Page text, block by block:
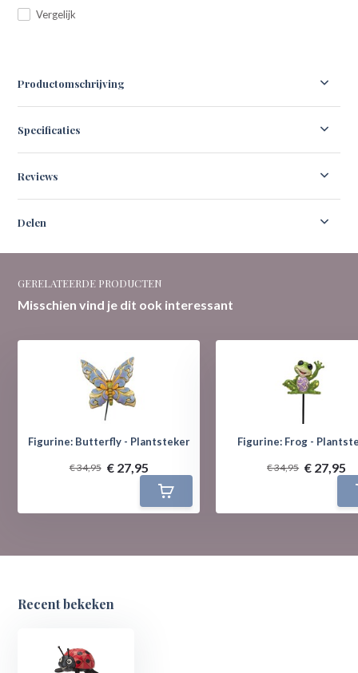
Vergelijk
Productomschrijving
Specificaties
Reviews
Delen
GERELATEERDE PRODUCTEN
Misschien vind je dit ook interessant
Figurine: Butterfly - Plantsteker
€ 34,95 € 27,95
Figurine: Frog -
€ 34,95 € 27,95
Recent bekeken